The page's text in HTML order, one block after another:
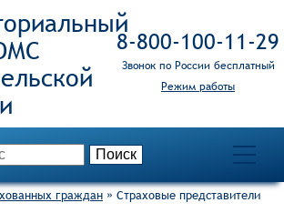
8‑800‑100‑11‑29
Звонок по России бесплатный
Режим работы
граждан » Страховые представители